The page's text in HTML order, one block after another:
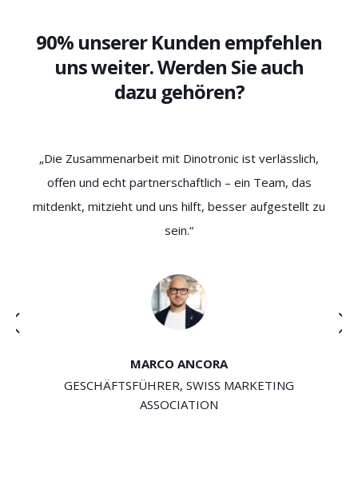
90% unserer Kunden empfehlen
uns weiter. Werden Sie auch
dazu gehören?
„Die Zusammenarbeit mit Dinotronic ist verlässlich,
offen und echt partnerschaftlich – ein Team, das
mitdenkt, mitzieht und uns hilft, besser aufgestellt zu
sein.“
MARCO ANCORA
GESCHÄFTSFÜHRER, SWISS MARKETING
ASSOCIATION